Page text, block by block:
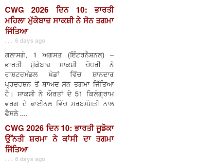
CWG 2026 ਦਿਨ 10: ਭਾਰਤੀ
ਮਹਿਲਾ ਮੁੱਕੇਬਾਜ਼ ਸਾਕਸ਼ੀ ਨੇ ਸੋਨ ਤਗਮਾ
ਜਿੱਤਿਆ
. . . 6 days ago
ਗਲਾਸਗੋ, 1 ਅਗਸਤ (ਇੰਟਰਨੈਸ਼ਨਲ) –
ਭਾਰਤੀ ਮੁੱਕੇਬਾਜ਼ ਸਾਕਸ਼ੀ ਚੌਧਰੀ ਨੇ
ਰਾਸ਼ਟਰਮੰਡਲ ਖੇਡਾਂ ਵਿੱਚ ਸ਼ਾਨਦਾਰ
ਪ੍ਰਦਰਸ਼ਨ ਤੋਂ ਬਾਅਦ ਸੋਨ ਤਗਮਾ ਜਿੱਤਿਆ
ਹੈ। ਸਾਕਸ਼ੀ ਨੇ ਔਰਤਾਂ ਦੇ 51 ਕਿਲੋਗ੍ਰਾਮ
ਵਰਗ ਦੇ ਫਾਈਨਲ ਵਿੱਚ ਸਰਬਸੰਮਤੀ ਨਾਲ
ਫੈਸਲੇ ....
CWG 2026 ਦਿਨ 10: ਭਾਰਤੀ ਜੂਡੋਕਾ
ਉੱਨਤੀ ਸ਼ਰਮਾ ਨੇ ਕਾਂਸੀ ਦਾ ਤਗਮਾ
ਜਿੱਤਿਆ
. . . 6 days ago